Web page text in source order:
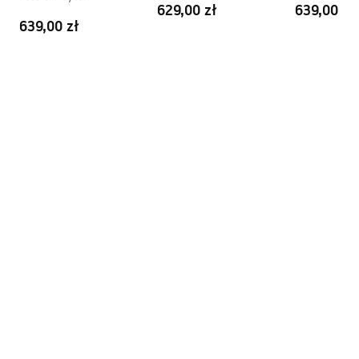
639,00 zł
629,00 zł 639,00 zł